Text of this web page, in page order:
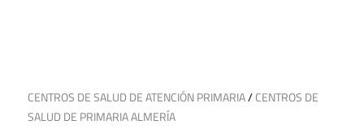
8 de junio de 2025
CENTROS DE SALUD DE ATENCIÓN PRIMARIA/CENTROS DE
SALUD DE PRIMARIA ALMERÍA